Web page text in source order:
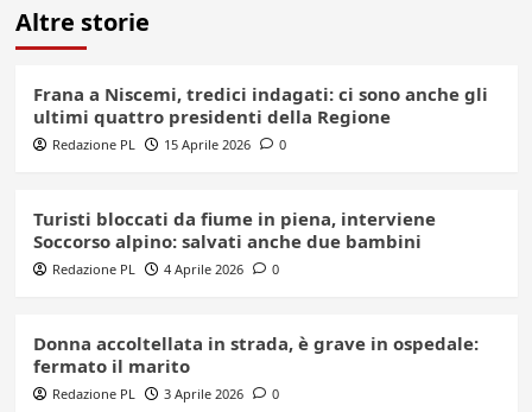
Altre storie
Frana a Niscemi, tredici indagati: ci sono anche gli
ultimi quattro presidenti della Regione
Redazione PL 15 Aprile 2026 0
Turisti bloccati da fiume in piena, interviene
Soccorso alpino: salvati anche due bambini
Redazione PL 4 Aprile 2026 0
Donna accoltellata in strada, è grave in ospedale:
fermato il marito
Redazione PL 3 Aprile 2026 0